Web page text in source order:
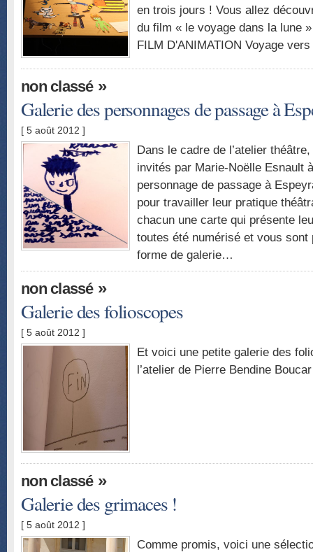
en trois jours ! Vous allez
du film « le voyage dans la lune
FILM D'ANIMATION Voyage
non classé»
Galerie des personnages de passage à
[ 5 août 2012 ]
Dans le cadre de l’atelier
invités par Marie-Noëlle Esnault
personnage de passage à
pour travailler leur pratique
chacun une carte qui présente
toutes été numérisé et vous
forme de galerie…
non classé»
Galerie des folioscopes
[ 5 août 2012 ]
Et voici une petite galerie des
l’atelier de Pierre Bendine
non classé»
Galerie des grimaces !
[ 5 août 2012 ]
Comme promis, voici une